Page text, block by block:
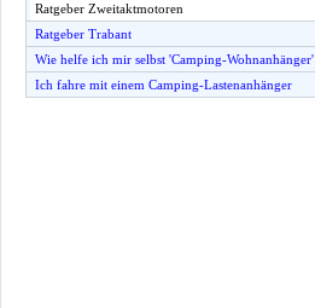
Ratgeber Zweitaktmotoren
Ratgeber Trabant
Wie helfe ich mir selbst 'Camping-Wohnanhänger'
Ich fahre mit einem Camping-Lastenanhänger